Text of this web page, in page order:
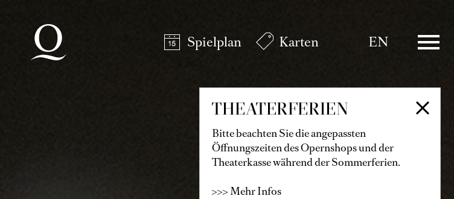
Spielplan
Karten EN
THEATERFERIEN
Bitte beachten Sie die angepassten
Öffnungszeiten des Opernshops und der
Theaterkasse während der Sommerferien.
>>> Mehr Infos